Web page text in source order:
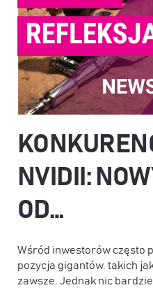
NVIDII:
OD…
Wśród inwestorów często
pozycja gigantów, takich
zawsze. Jednak nic